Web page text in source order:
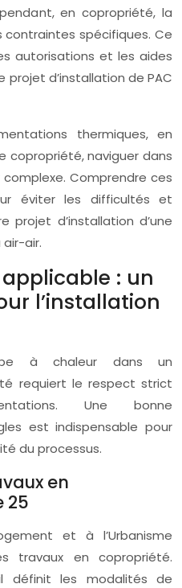
en copropriété, la
spécifiques. Ce
autorisations et les aides
projet d’installation de PAC
thermiques, en
copropriété, naviguer dans
Comprendre ces
éviter les difficultés et
projet d’installation d’une
air.
: un
l’installation
à chaleur dans un
requiert le respect strict
Une bonne
est indispensable pour
du processus.
en
25
et à l’Urbanisme
travaux en copropriété.
définit les modalités de